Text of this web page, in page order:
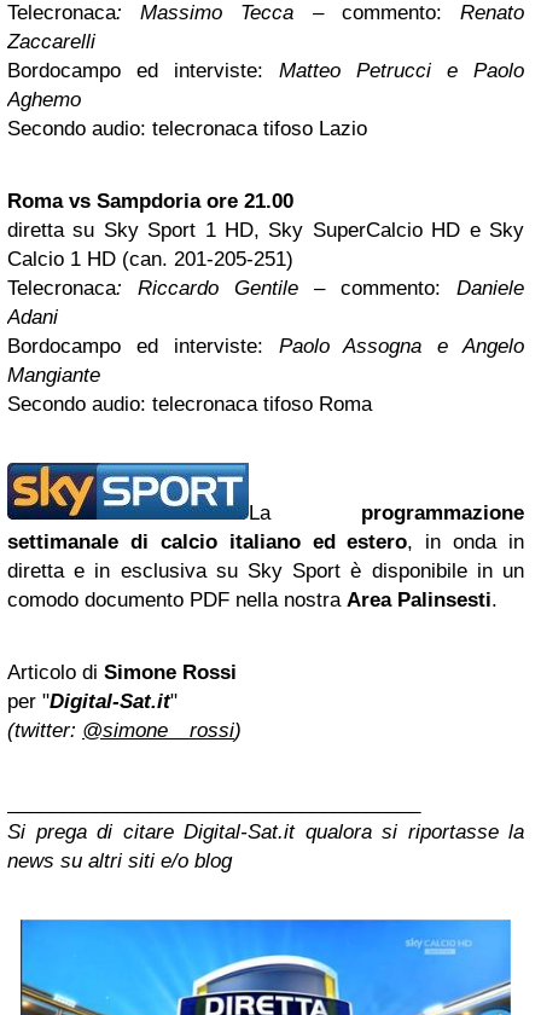
Telecronaca: Massimo Tecca – commento:Renato
Zaccarelli
Bordocampo ed interviste: Matteo Petrucci e Paolo
Aghemo
Secondo audio: telecronaca tifoso Lazio
Roma vs Sampdoria ore 21.00
diretta su Sky Sport 1 HD, Sky SuperCalcio HD e Sky
Calcio 1 HD (can. 201-205-251)
Telecronaca: Riccardo Gentile – commento: Daniele
Adani
Bordocampo ed interviste: Paolo Assogna e Angelo
Mangiante
Secondo audio: telecronaca tifoso Roma
La programmazione
settimanale di calcio italiano ed estero, in onda in
diretta e in esclusiva su Sky Sport è disponibile in un
comodo documento PDF nella nostra Area Palinsesti.
Articolo di Simone Rossi
per "Digital-Sat.it"
(twitter: @simone__rossi)
Si prega di citare Digital-Sat.it qualora si riportasse la
news su altri siti e/o blog